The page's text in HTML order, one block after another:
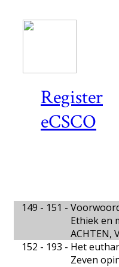
Register
eCSCO
149 - 151 -
Ethiek en
ACHTEN,
152 - 193 - Het
Zeven